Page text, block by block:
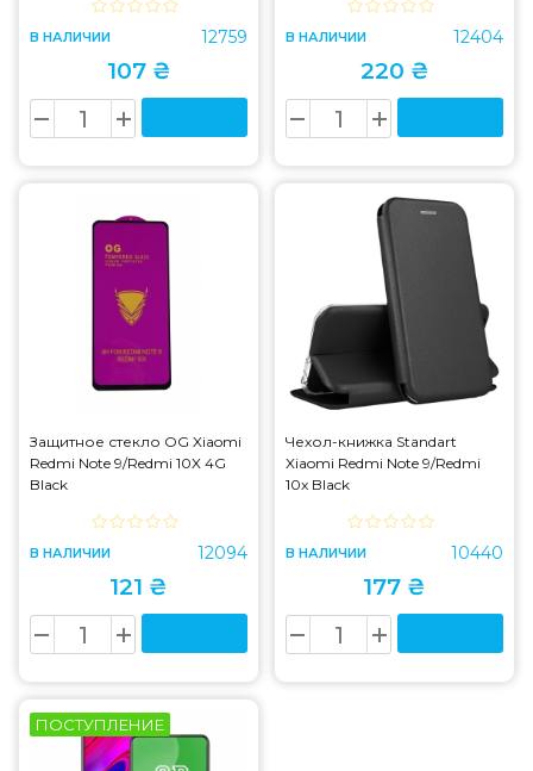
В НАЛИЧИИ 12759
107 ₴
В НАЛИЧИИ 12404
220 ₴
Защитное стекло OG Xiaomi
Redmi Note 9/Redmi 10X 4G
Black
В НАЛИЧИИ 12094
121 ₴
Чехол-книжка Standart
Xiaomi Redmi Note 9/Redmi
10x Black
В НАЛИЧИИ 10440
177 ₴
ПОСТУПЛЕНИЕ